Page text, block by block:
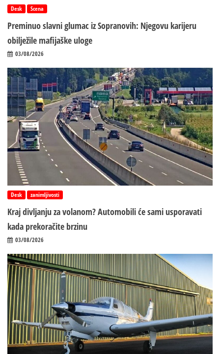
Desk Scena
Preminuo slavni glumac iz Sopranovih: Njegovu karijeru
obilježile mafijaške uloge
03/08/2026
Desk zanimljivosti
Kraj divljanju za volanom? Automobili će sami usporavati
kada prekoračite brzinu
03/08/2026